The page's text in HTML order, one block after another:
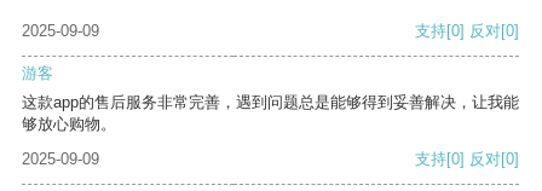
2025-09-09 支持[0] 反对[0]
游客
这款app的售后服务非常完善，遇到问题总是能够得到妥善解决，让我能
够放心购物。
2025-09-09
支持[0] 反对[0]